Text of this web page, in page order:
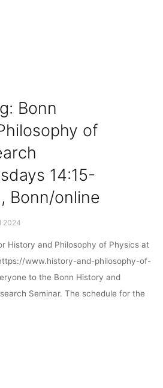
Bonn
of
14:15-
Bonn/online
2024
History and Philosophy of Physics at
www.history-and-philosophy-of-
to the Bonn History and
Seminar. The schedule for the